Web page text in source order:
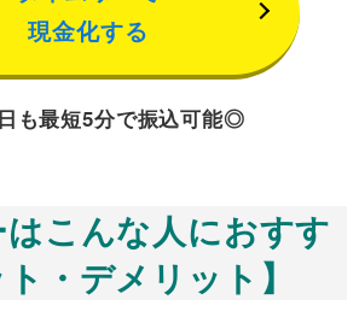
現金化する
も最短5分で振込可能◎
こんな人におすす
・デメリット】